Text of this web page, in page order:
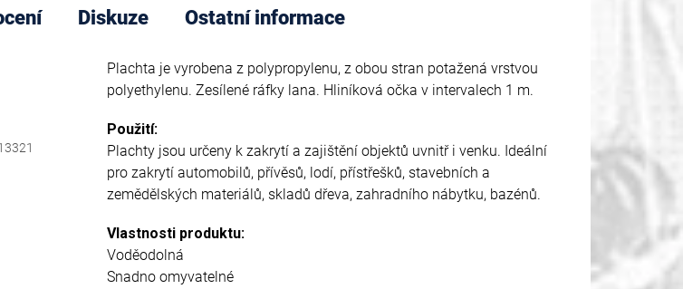
Diskuze Ostatní informace
Plachta je vyrobena z polypropylenu, z obou stran potažená vrstvou
polyethylenu. Zesílené ráfky lana. Hliníková očka v intervalech 1 m.
Použití:
Plachty jsou určeny k zakrytí a zajištění objektů uvnitř i venku. Ideální
pro zakrytí automobilů, přívěsů, lodí, přístřešků, stavebních a
zemědělských materiálů, skladů dřeva, zahradního nábytku, bazénů.
Vlastnosti produktu:
Voděodolná
Snadno omyvatelné